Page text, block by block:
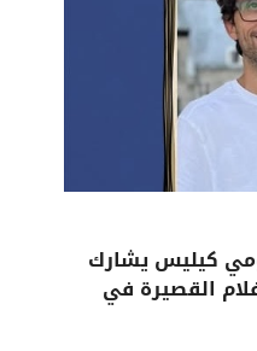
كيليس يشارك
القصيرة في